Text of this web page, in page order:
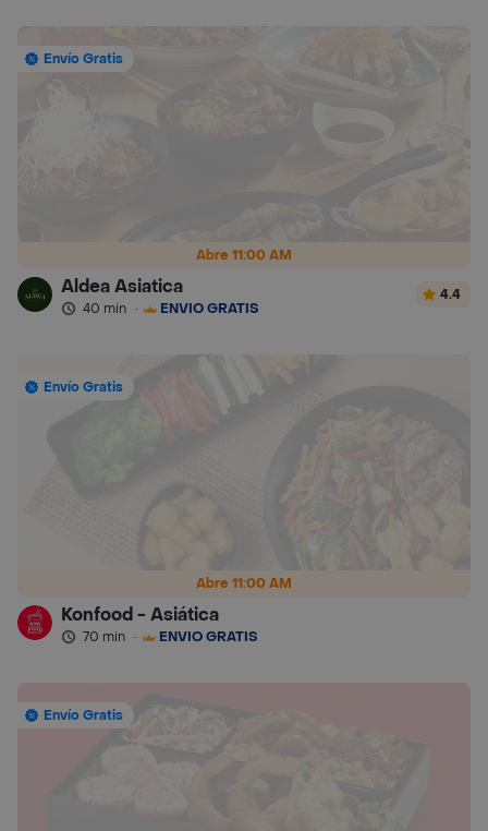
Abre 11:00 AM
Envío Gratis
Aldea Asiatica
40 min · ENVÍO GRATIS
4.4
Abre 11:00 AM
Envío Gratis
Konfood - Asiática
70 min · ENVÍO GRATIS
Envío Gratis